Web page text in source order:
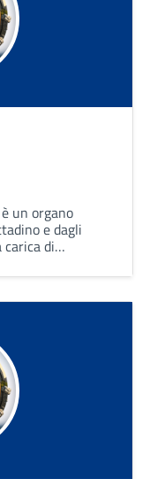
un organo
e dagli
di